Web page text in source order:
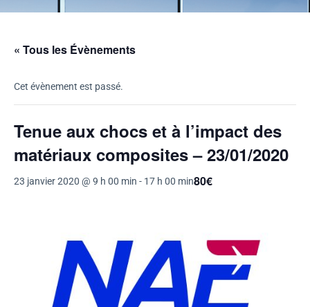
« Tous les Évènements
Cet évènement est passé.
Tenue aux chocs et à l’impact des
matériaux composites – 23/01/2020
23 janvier 2020 @ 9 h 00 min - 17 h 00 min80€